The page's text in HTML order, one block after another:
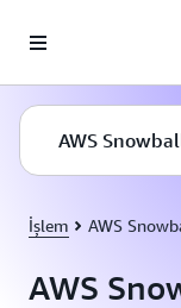
AWS
İşlem AWS
AWS